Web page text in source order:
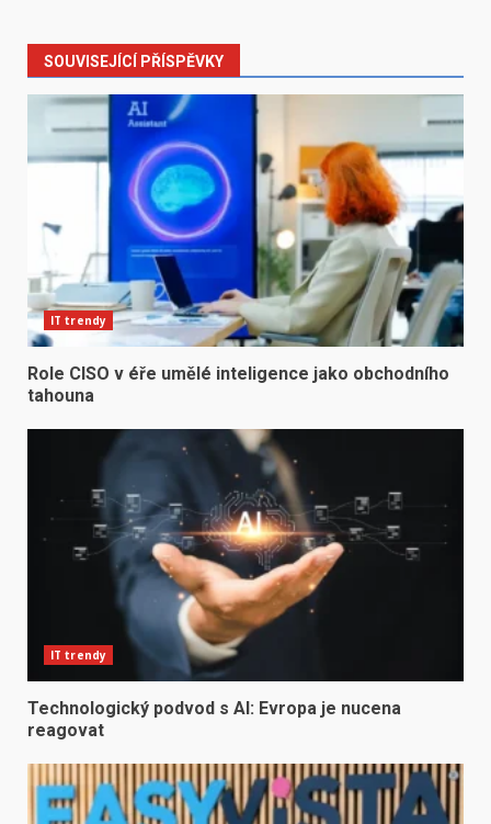
SOUVISEJÍCÍ PŘÍSPĚVKY
IT trendy
Role CISO v éře umělé inteligence jako obchodního
tahouna
IT trendy
Technologický podvod s AI: Evropa je nucena
reagovat